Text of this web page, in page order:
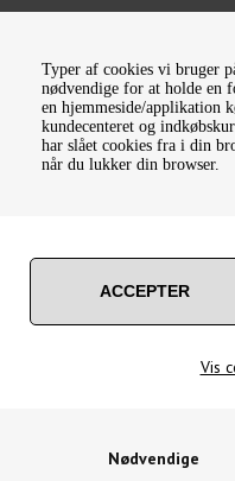
Typer af cookies vi bruger
nødvendige for at holde en
en hjemmeside/applikation
kundecenteret og
har slået cookies fra i din
når du lukker din browser.
Vis
Nødvendige
OPTIMA FLEX LAMELSKIVE
/ FLAPSKIVE